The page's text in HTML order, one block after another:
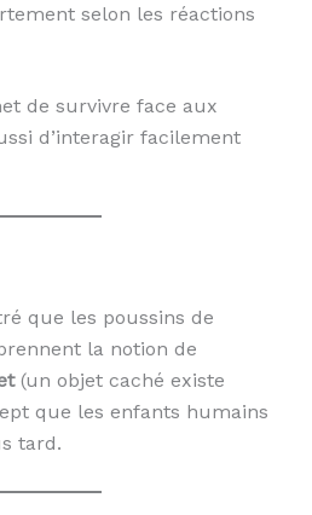
selon les réactions
de survivre face aux
d’interagir facilement
que les poussins de
la notion de
(un objet caché existe
que les enfants humains
tard.